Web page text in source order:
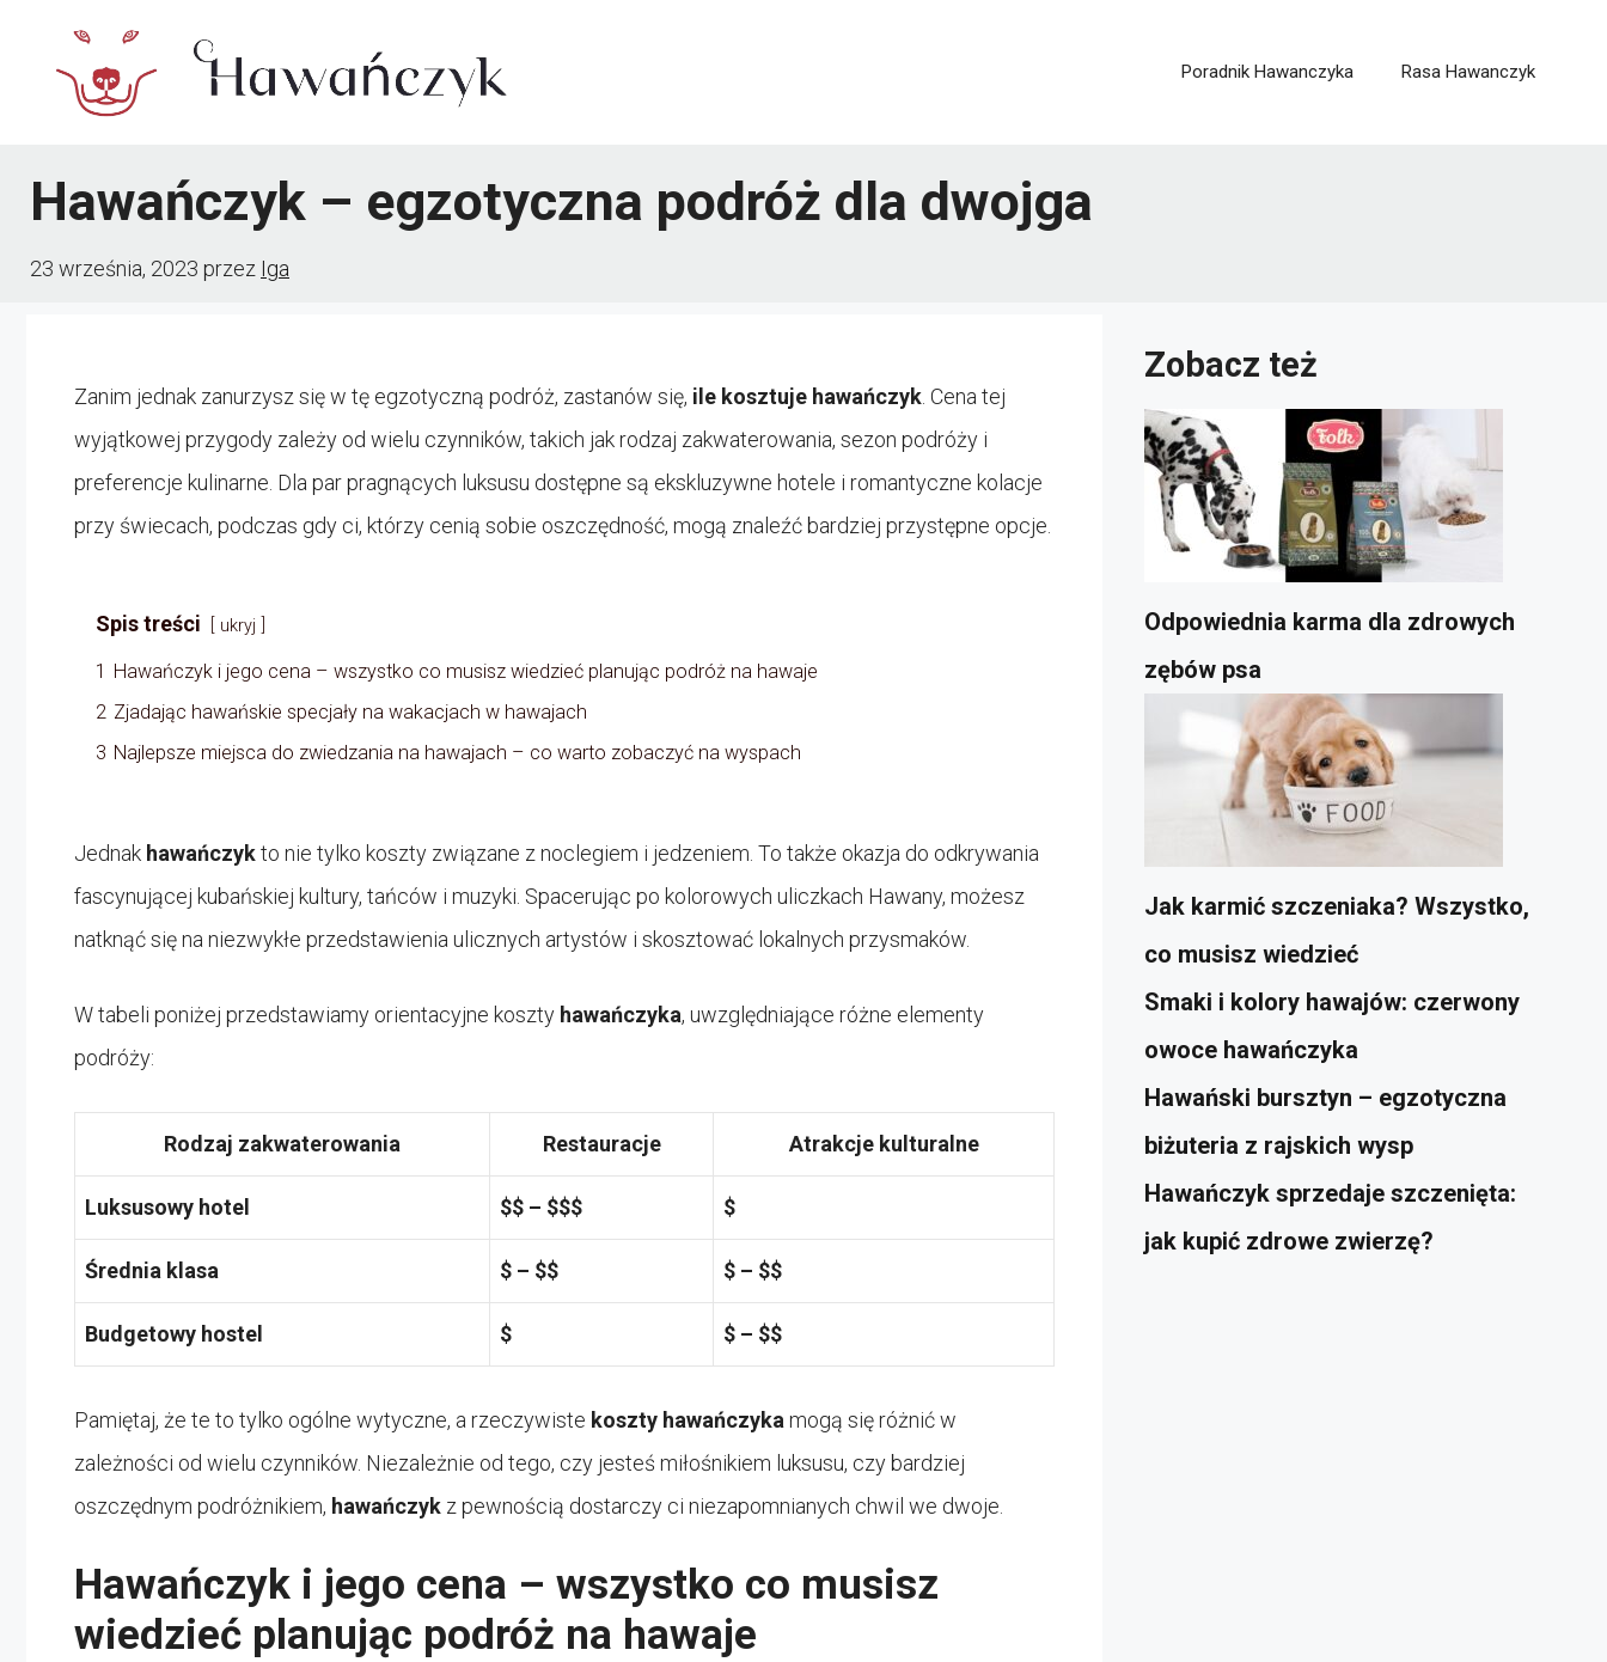
Poradnik Hawanczyka Rasa Hawanczyk
Hawańczyk – egzotyczna podróż dla dwojga
23 września, 2023 przez Iga
Zanim jednak zanurzysz się w tę egzotyczną podróż, zastanów się, ile kosztuje hawańczyk. Cena tej
wyjątkowej przygody zależy od wielu czynników, takich jak rodzaj zakwaterowania, sezon podróży i
preferencje kulinarne. Dla par pragnących luksusu dostępne są ekskluzywne hotele i romantyczne kolacje
przy świecach, podczas gdy ci, którzy cenią sobie oszczędność, mogą znaleźć bardziej przystępne opcje.
Spis treści ukryj
1
Hawańczyk i jego cena – wszystko co musisz wiedzieć planując podróż na hawaje
2 Zjadając hawańskie specjały na wakacjach w hawajach
3 Najlepsze miejsca do zwiedzania na hawajach – co warto zobaczyć na wyspach
Jednak hawańczykto nie tylko koszty związane z noclegiem i jedzeniem. To także okazja do odkrywania
fascynującej kubańskiej kultury, tańców i muzyki. Spacerując po kolorowych uliczkach Hawany, możesz
natknąć się na niezwykłe przedstawienia ulicznych artystów i skosztować lokalnych przysmaków.
W tabeli poniżej przedstawiamy orientacyjne koszty hawańczyka, uwzględniające różne elementy
podróży:
Rodzaj zakwaterowania Restauracje Atrakcje kulturalne
Luksusowy hotel $$ – $$$ $
Średnia klasa $ – $$ $ – $$
Budgetowy hostel $ $ – $$
Pamiętaj, że te to tylko ogólne wytyczne, a rzeczywiste koszty hawańczykamogą się różnić w
zależności od wielu czynników. Niezależnie od tego, czy jesteś miłośnikiem luksusu, czy bardziej
oszczędnym podróżnikiem, hawańczyk z pewnością dostarczy ci niezapomnianych chwil we dwoje.
Hawańczyk i jego cena – wszystko co musisz
wiedzieć planując podróż na hawaje
Zobacz też
Odpowiednia karma dla zdrowych
zębów psa
Jak karmić szczeniaka? Wszystko,
co musisz wiedzieć
Smaki i kolory hawajów: czerwony
owoce hawańczyka
Hawański bursztyn – egzotyczna
biżuteria z rajskich wysp
Hawańczyk sprzedaje szczenięta:
jak kupić zdrowe zwierzę?